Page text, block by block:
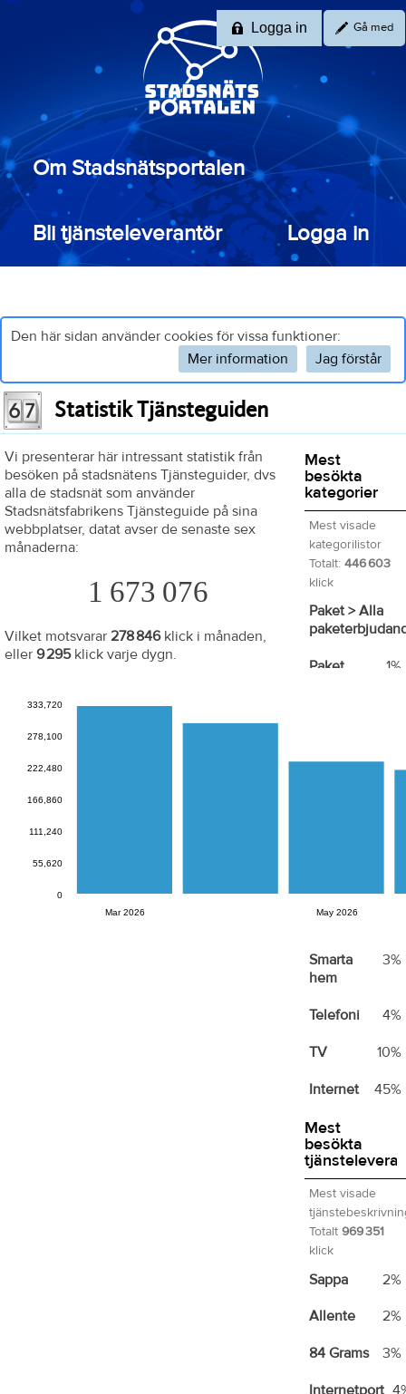
Om Stadsnätsportalen
Bli tjänsteleverantör Logga in
Logga in Gå med
Den här sidan använder cookies för vissa funktioner:
Jag förstår
Mer information
Statistik Tjänsteguiden
Vi presenterar här intressant statistik från
besöken på stadsnätens Tjänsteguider, dvs
alla de stadsnät som använder
Stadsnätsfabrikens Tjänsteguide på sina
webbplatser, datat avser de senaste sex
månaderna:
1 673 076
Vilket motsvarar 278 846klick i månaden,
eller 9 295klick varje dygn.
0
55,620
111,240
166,860
222,480
278,100
333,720
Mar 2026 May 2026
Mest
besökta
kategorier
Mest visade
kategorilistor
Totalt: 446 603
klick
Paket > Alla
1%
Paket
3%
Smarta
hem
4%
Telefoni
10%
TV
45%
Internet
Mest
besökta
Mest visade
Totalt 969 351
klick
2%
Sappa
2%
Allente
3%
84 Grams
Internetport